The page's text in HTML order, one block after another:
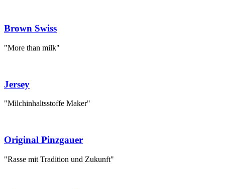
Brown Swiss
"More than milk"
Jersey
"Milchinhaltsstoffe Maker"
Original Pinzgauer
"Rasse mit Tradition und Zukunft"